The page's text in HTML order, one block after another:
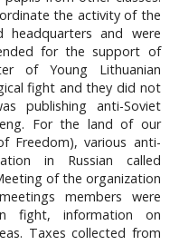
the activity of the
headquarters and were
for the support of
of Young Lithuanian
fight and they did not
publishing anti-Soviet
For the land of our
Freedom), various anti-
in Russian called
of the organization
members were
fight, information on
Taxes collected from